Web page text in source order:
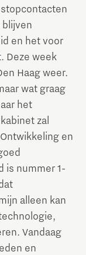
blijven
en het voor
Deze week
Haag weer.
wat graag
het
zal
en
is nummer 1-
alleen kan
Vandaag
en